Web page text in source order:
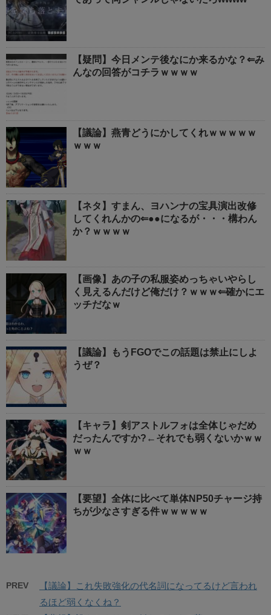
【疑問】今日メンテ後なにか来るかな？⇐み
んなの回答がコチラｗｗｗｗ
【議論】燕青どうにかしてくれｗｗｗｗｗ
ｗｗｗ
【ネタ】すまん、ヨハンナの宝具演出改修
してくれんかの⇐●●になるが・・・構わん
か？ｗｗｗｗ
【画像】あの子の私服姿めっちゃいやらし
く見えるんだけど俺だけ？ｗｗｗ⇐確かにエ
ッチだなｗ
【議論】もうFGOでこの話題は禁止にしよ
うぜ？
【キャラ】剣アストルフォは全体じゃだめ
だったんですか?←それでも弱くないかｗｗ
ｗｗ
【要望】全体に比べて単体NP50チャージ持
ちが少なさすぎる件ｗｗｗｗｗ
PREV
【議論】これ失敗強化の代名詞になってるけど言われ
るほど弱くなくね？